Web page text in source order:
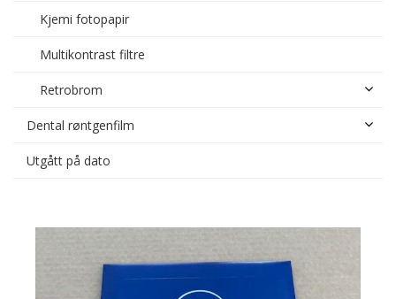
Kjemi fotopapir
Multikontrast filtre
Retrobrom
Dental røntgenfilm
Utgått på dato